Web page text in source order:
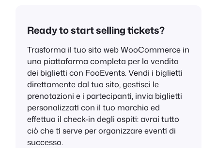
Ready to start selling tickets?
Trasforma il tuo sito web WooCommerce in
una piattaforma completa per la vendita
dei biglietti con FooEvents. Vendi i biglietti
direttamente dal tuo sito, gestisci le
prenotazioni e i partecipanti, invia biglietti
personalizzati con il tuo marchio ed
effettua il check-in degli ospiti: avrai tutto
ciò che ti serve per organizzare eventi di
successo.